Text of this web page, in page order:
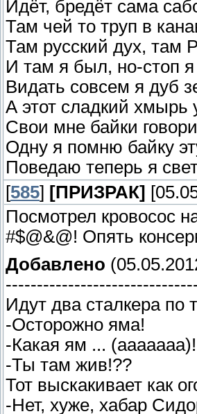
Идёт, бредёт сама
Там чей то труп в
Там русский дух, там
И там я был, но-стоп
Видать совсем я дуб
А этот сладкий хмырь
Свои мне байки
Одну я помню байку
Поведаю теперь я
[585] [ПРИЗРАК]
Посмотрел кровосос
#$@&@! Опять
Добавлено
Идут два сталкера по
-Осторожно яма!
-Какая ям ... (ааааааа)!
-Ты там жив!??
Тот выскакивает как
-Нет, хуже, хабар